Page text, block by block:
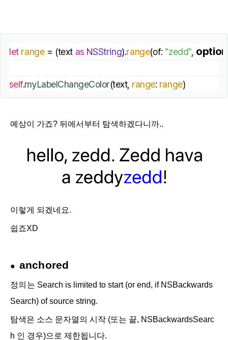
let range = (text as NSString).range(of: "zedd",
self.myLabelChangeColor(text, range: range)
예상이 가죠? 뒤에서부터 탐색하겠다니까..
이렇게 되겠네요.
쉽죠XD
● anchored
정의는 Search is limited to start (or end, if NSBackwards
Search) of source string.
탐색은 소스 문자열의 시작 (또는 끝, NSBackwardsSearc
h 인 경우)으로 제한됩니다.